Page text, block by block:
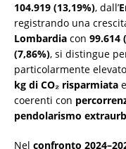
104.919 (13,19%), dall’
registrando una
Lombardia con 99.614
(7,86%), si distingue
particolarmente
kg di CO₂ risparmiata e
coerenti con
pendolarismo
Nel confronto